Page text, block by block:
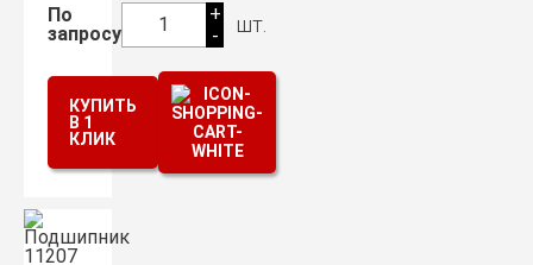
По
запросу
1
+
-
шт.
КУПИТЬ
В 1
КЛИК